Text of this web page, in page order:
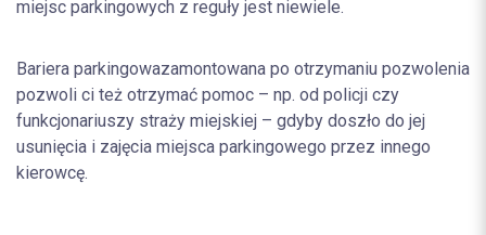
miejsc parkingowych z reguły jest niewiele.
Bariera parkingowazamontowana po otrzymaniu pozwolenia
pozwoli ci też otrzymać pomoc – np. od policji czy
funkcjonariuszy straży miejskiej – gdyby doszło do jej
usunięcia i zajęcia miejsca parkingowego przez innego
kierowcę.